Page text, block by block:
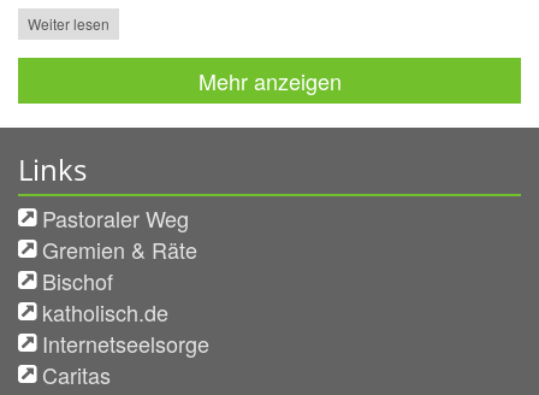
Weiter lesen
Mehr anzeigen
Links
Pastoraler Weg
Gremien & Räte
Bischof
katholisch.de
Internetseelsorge
Caritas